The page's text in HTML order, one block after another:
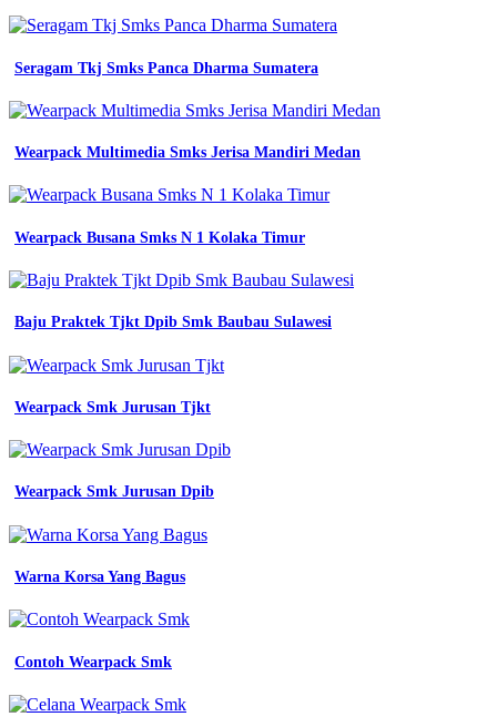
seragam
smk
tunik
wearpack
smk
2
salatiga
konveksi
baju
wearpack
praktek
co
jual
kemeja
wearpack
seragam
kemeja
kemeja
custom
jual
Tsm
wearpack
Seragam Tkj Smks Panca Dharma Sumatera
Wearpack Multimedia Smks Jerisa Mandiri Medan
Wearpack Busana Smks N 1 Kolaka Timur
Baju Praktek Tjkt Dpib Smk Baubau Sulawesi
Wearpack Smk Jurusan Tjkt
Wearpack Smk Jurusan Dpib
Warna Korsa Yang Bagus
Contoh Wearpack Smk